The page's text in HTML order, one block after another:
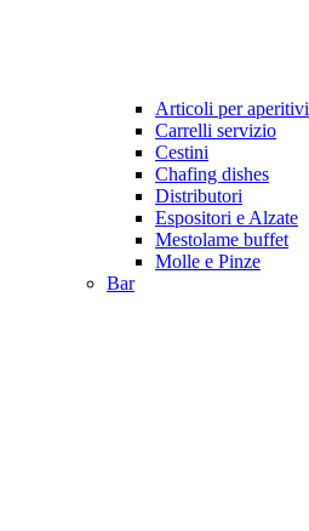
Articoli per aperitivi
Carrelli servizio
Cestini
Chafing dishes
Distributori
Espositori e Alzate
Mestolame buffet
Molle e Pinze
Bar